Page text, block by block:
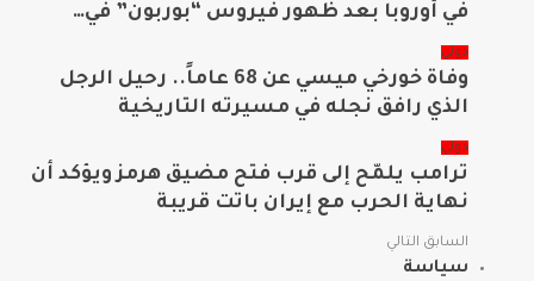
في أوروبا بعد ظهور فيروس “بوربون” في…
دولي
وفاة خورخي ميسي عن 68 عاماً.. رحيل الرجل
الذي رافق نجله في مسيرته التاريخية
دولي
ترامب يلمّح إلى قرب فتح مضيق هرمز ويؤكد أن
نهاية الحرب مع إيران باتت قريبة
السابق التالي
سياسة